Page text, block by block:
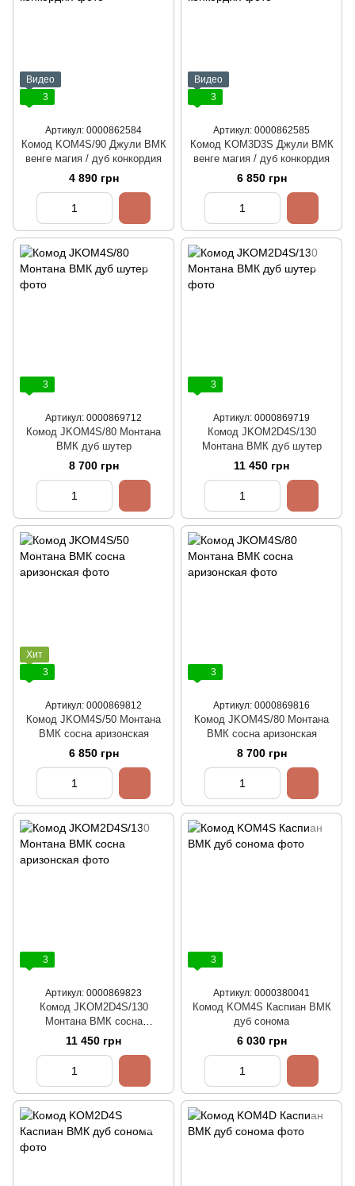
Видео
3
Артикул: 0000862584
Комод KOM4S/90 Джули ВМК
венге магия / дуб конкордия
4 890 грн
Видео
3
Артикул: 0000862585
Комод KOM3D3S Джули ВМК
венге магия / дуб конкордия
6 850 грн
3
Артикул: 0000869712
Комод JKOM4S/80 Монтана
ВМК дуб шутер
8 700 грн
3
Артикул: 0000869719
Комод JKOM2D4S/130
Монтана ВМК дуб шутер
11 450 грн
Хит
3
Артикул: 0000869812
Комод JKOM4S/50 Монтана
ВМК сосна аризонская
6 850 грн
3
Артикул: 0000869816
Комод JKOM4S/80 Монтана
ВМК сосна аризонская
8 700 грн
3
Артикул: 0000869823
Комод JKOM2D4S/130
Монтана ВМК сосна
аризонская
11 450 грн
3
Артикул: 0000380041
Комод KOM4S Каспиан ВМК
дуб сонома
6 030 грн